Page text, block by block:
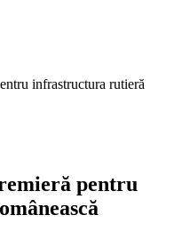
infrastructura rutieră
pentru